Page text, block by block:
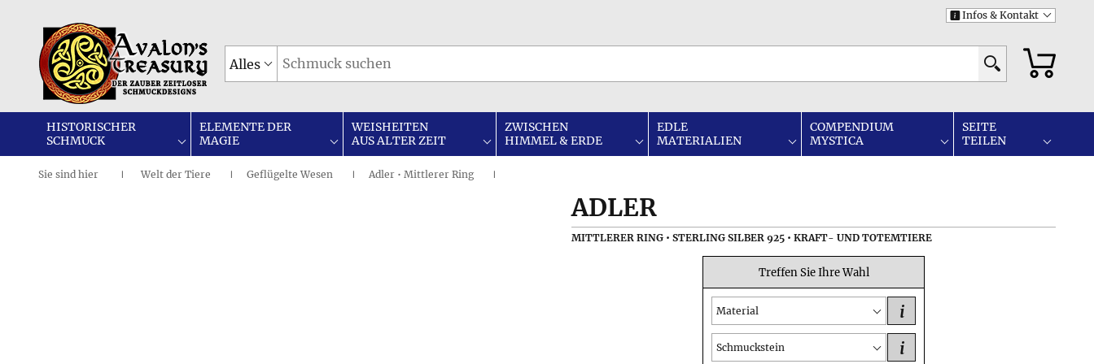
i Infos & Kontakt
Alles
HISTORISCHER
SCHMUCK
ELEMENTE DER
MAGIE
WEISHEITEN
AUS ALTER ZEIT
ZWISCHEN
HIMMEL & ERDE
EDLE
MATERIALIEN
COMPENDIUM
MYSTICA
SEITE
TEILEN
Sie sind hier | Welt der Tiere I Geflügelte Wesen I Adler • Mittlerer Ring I
ADLER
MITTLERER RING • STERLING SILBER 925 • KRAFT- UND TOTEMTIERE
Treffen Sie Ihre Wahl
Material i
Schmuckstein i